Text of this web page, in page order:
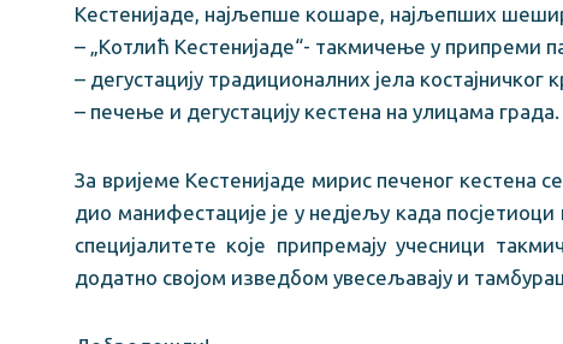
Кестенијаде, најљепше кошаре, најљепших
– „Котлић Кестенијаде“- такмичење у припреми
– дегустацију традиционалних јела костајничког
– печење и дегустацију кестена на улицама града.
За вријеме Кестенијаде мирис печеног кестена
дио манифестације је у недјељу када
специјалитете које припремају учесници
додатно својом изведбом увесељавају и